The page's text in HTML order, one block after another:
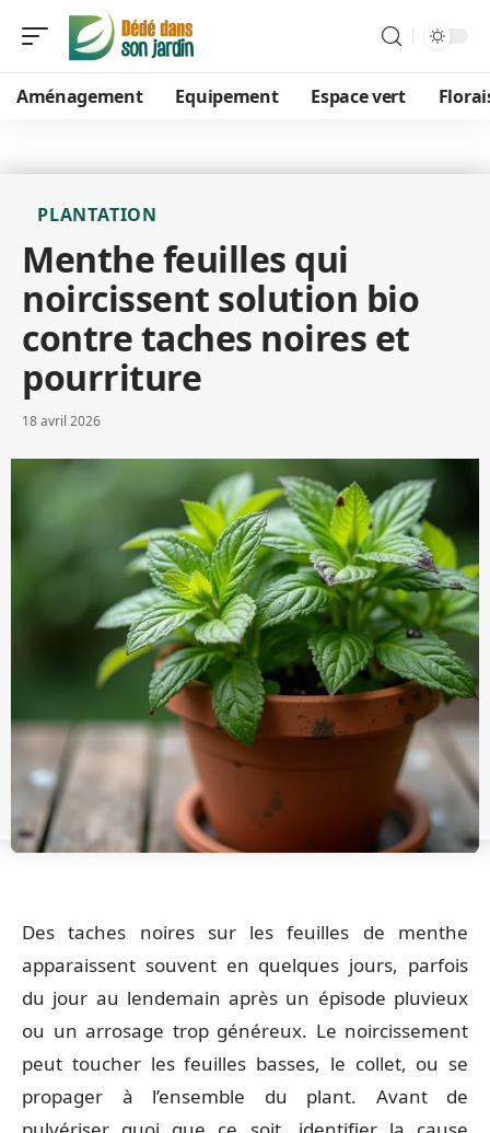
Aménagement Equipement Espace vert
PLANTATION
Menthe feuilles qui
noircissent solution bio
contre taches noires et
pourriture
18 avril 2026
Des taches noires sur les feuilles de menthe
apparaissent souvent en quelques jours, parfois
du jour au lendemain après un épisode pluvieux
ou un arrosage trop généreux. Le noircissement
peut toucher les feuilles basses, le collet, ou se
propager à l’ensemble du plant. Avant de